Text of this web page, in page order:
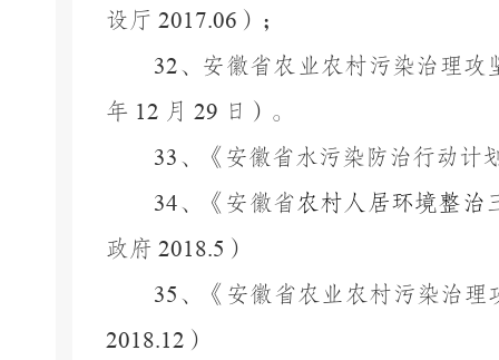
设厅 2017.06 ）；
32、安徽省农业农村污染治理
年 12 月 29 日）。
33 、《安徽省水污染防治行动计
34、《安徽省农村人居环境整治
政府 2018.5 ）
35 、《安徽省农业农村污染治
2018.12 ）